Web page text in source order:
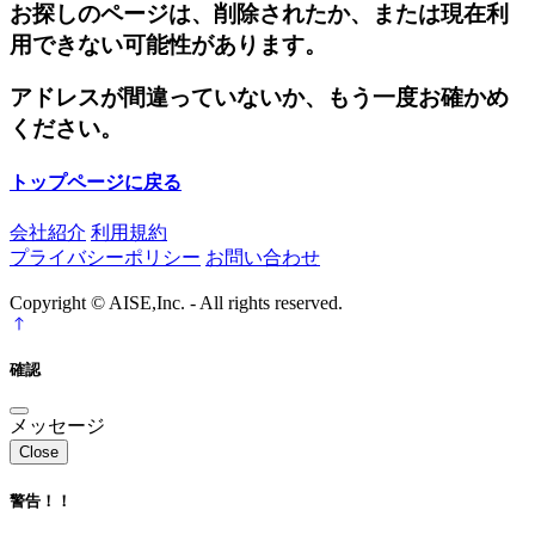
お探しのページは、削除されたか、または現在利
用できない可能性があります。
アドレスが間違っていないか、もう一度お確かめ
ください。
トップページに戻る
会社紹介 利用規約
プライバシーポリシー お問い合わせ
Copyright © AISE,Inc. - All rights reserved.
確認
メッセージ
Close
警告！！